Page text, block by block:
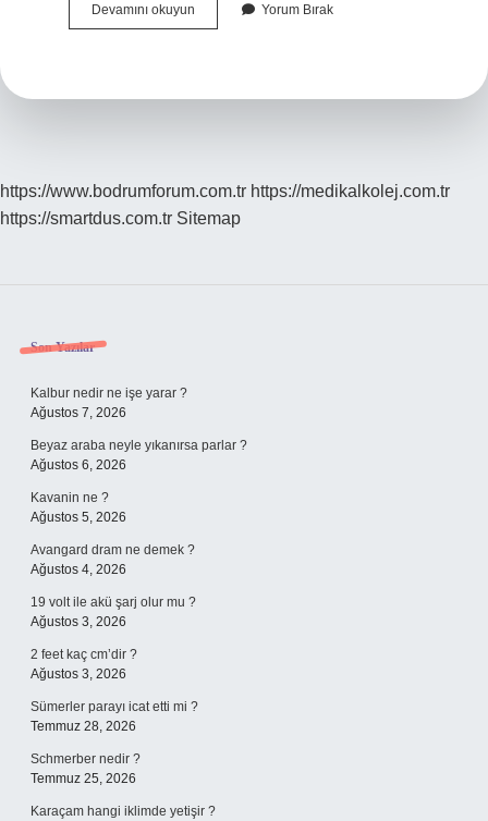
Devamını okuyun Konsinye
Ihracatta
Yorum Bırak
https://www.bodrumforum.com.tr https://medikalkolej.com.tr
https://smartdus.com.tr Sitemap
Sidebar
Son Yazılar
Kalbur nedir ne işe yarar ?
Ağustos 7, 2026
Beyaz araba neyle yıkanırsa parlar ?
Ağustos 6, 2026
Kavanin ne ?
Ağustos 5, 2026
Avangard dram ne demek ?
Ağustos 4, 2026
19 volt ile akü şarj olur mu ?
Ağustos 3, 2026
2 feet kaç cm’dir ?
Ağustos 3, 2026
Sümerler parayı icat etti mi ?
Temmuz 28, 2026
Schmerber nedir ?
Temmuz 25, 2026
Karaçam hangi iklimde yetişir ?